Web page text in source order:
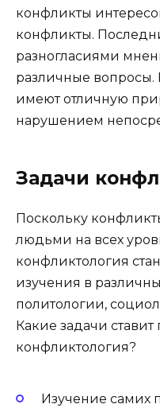
конфликты
конфликты.
разногласиями
различные вопросы.
имеют отличную
нарушением
Задачи
Поскольку
людьми на всех
конфликтология
изучения в
политологии,
Какие задачи
конфликтология?
Изучение самих